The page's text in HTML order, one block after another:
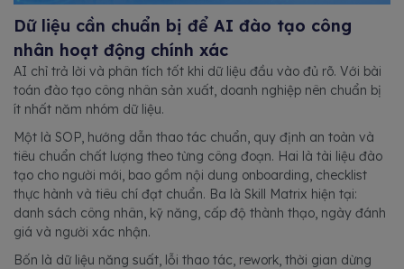
Dữ liệu cần chuẩn bị để AI đào tạo công
nhân hoạt động chính xác
AI chỉ trả lời và phân tích tốt khi dữ liệu đầu vào đủ rõ. Với bài
toán đào tạo công nhân sản xuất, doanh nghiệp nên chuẩn bị
ít nhất năm nhóm dữ liệu.
Một là SOP, hướng dẫn thao tác chuẩn, quy định an toàn và
tiêu chuẩn chất lượng theo từng công đoạn. Hai là tài liệu đào
tạo cho người mới, bao gồm nội dung onboarding, checklist
thực hành và tiêu chí đạt chuẩn. Ba là Skill Matrix hiện tại:
danh sách công nhân, kỹ năng, cấp độ thành thạo, ngày đánh
giá và người xác nhận.
Bốn là dữ liệu năng suất, lỗi thao tác, rework, thời gian dừng